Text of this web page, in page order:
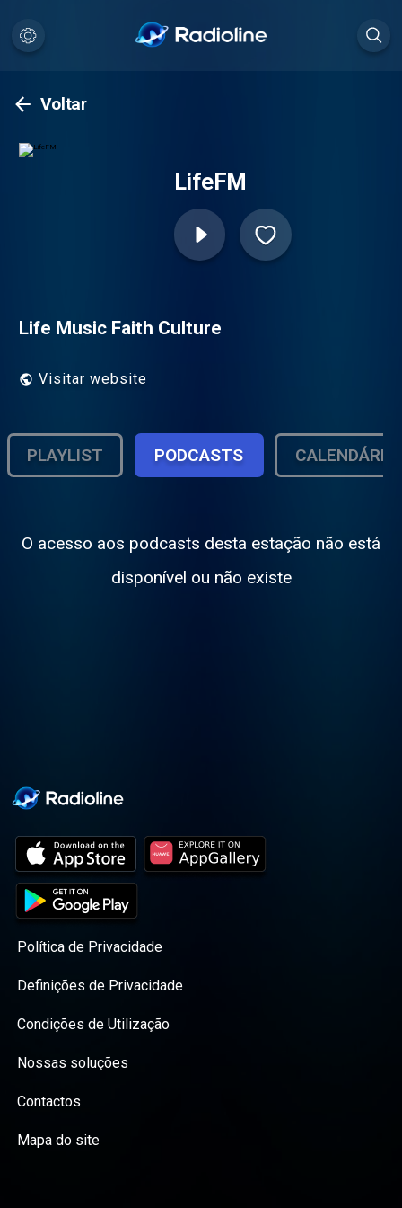
Voltar
LifeFM
Life Music Faith Culture
Visitar website
PLAYLIST PODCASTS CALENDÁRIO
O acesso aos podcasts desta estação não está
disponível ou não existe
Política de Privacidade
Definições de Privacidade
Condições de Utilização
Nossas soluções
Contactos
Mapa do site